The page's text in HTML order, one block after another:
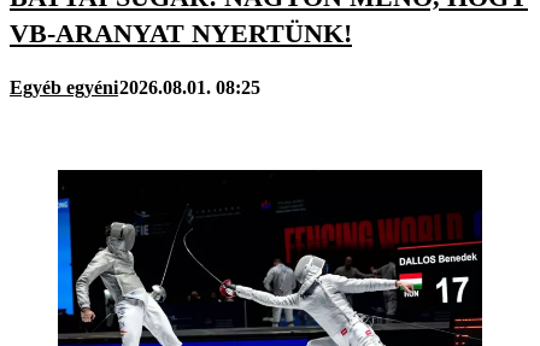
VB-ARANYAT NYERTÜNK!
Egyéb egyéni2026.08.01. 08:25